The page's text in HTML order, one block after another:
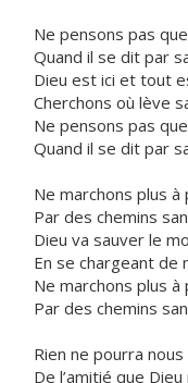
Ne pensons pas
Quand il se dit par
Dieu est ici et tout
Cherchons où lève
Ne pensons pas
Quand il se dit par
Ne marchons plus
Par des chemins
Dieu va sauver le
En se chargeant de
Ne marchons plus
Par des chemins
Rien ne pourra
De l’amitié que